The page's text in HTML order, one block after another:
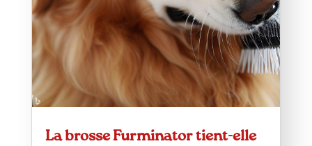
La brosse Furminator tient-elle